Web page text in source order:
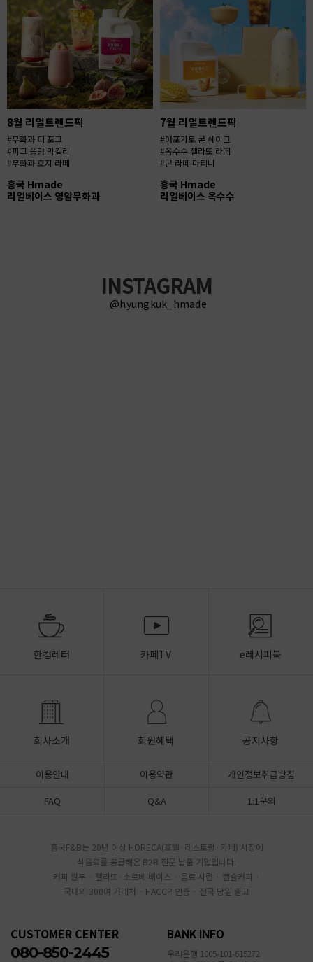
8월 리얼트렌드픽
#무화과 티 포그
#피그 플럼 막걸리
#무화과 호지 라떼
흥국 Hmade
리얼베이스 영암무화과
7월 리얼트렌드픽
#아포가토 콘 쉐이크
#옥수수 젤라또 라떼
#콘 라떼 마티니
흥국 Hmade
리얼베이스 옥수수
INSTAGRAM
@hyungkuk_hmade
한컵레터 카페TV e레시피북
회사소개 회원혜택 공지사항
이용안내 이용약관
개인정보취급방침
FAQ
Q&A 1:1문의
흥국F&B는 20년 이상 HORECA(호텔·레스토랑·카페) 시장에
식음료를 공급해온 B2B 전문 납품 기업입니다.
커피 원두 · 젤라또·소르베 베이스 · 음료 시럽 · 캡슐커피 ·
국내외 300여 거래처 · HACCP 인증 · 전국 당일 출고
CUSTOMER CENTER
080-850-2445
BANK INFO
우리은행 1005-101-615272